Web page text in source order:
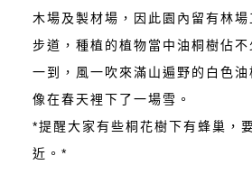
木場及製材場，因此園內留有林
步道，種植的植物當中油桐樹佔
一到，風一吹來滿山遍野的白色
像在春天裡下了一場雪。
*提醒大家有些桐花樹下有蜂巢，
近。*